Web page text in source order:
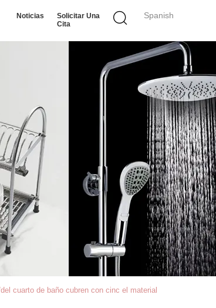
Spanish
Noticias
Solicitar Una
Cita
cuarto de baño cubren con cinc el material